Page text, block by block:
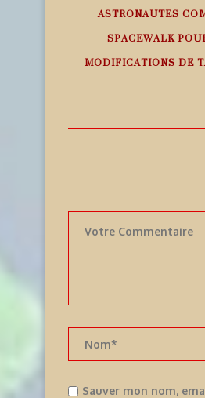
ASTRONAUTES
SPACEWALK
MODIFICATIONS DE
Sauver mon nom,